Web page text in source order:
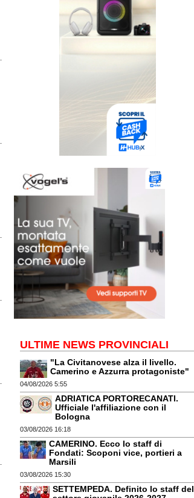
ULTIME NEWS PROVINCIALI
"La Civitanovese alza il livello.
Camerino e Azzurra protagoniste"
04/08/2026 5:55
ADRIATICA PORTORECANATI.
Ufficiale l'affiliazione con il
Bologna
03/08/2026 16:18
CAMERINO. Ecco lo staff di
Fondati: Scoponi vice, portieri a
Marsili
03/08/2026 15:30
SETTEMPEDA. Definito lo staff del